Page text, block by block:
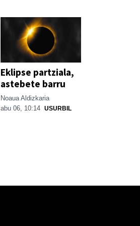
Eklipse partziala,
astebete barru
Noaua Aldizkaria
abu 06, 10:14 USURBIL